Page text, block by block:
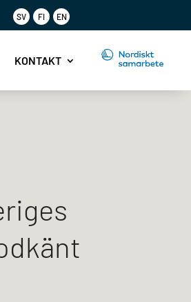
SV FI EN
KONTAKT